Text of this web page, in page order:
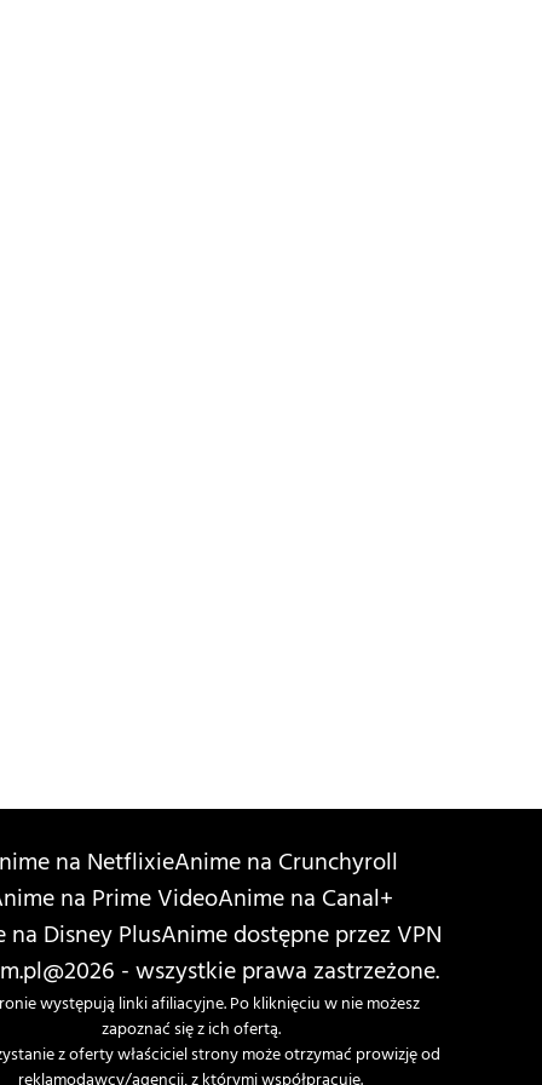
na NetflixieAnime na Crunchyroll
na Prime VideoAnime na Canal+
na Disney PlusAnime dostępne przez VPN
@2026 - wszystkie prawa zastrzeżone.
występują linki afiliacyjne. Po kliknięciu w nie możesz
zapoznać się z ich ofertą.
z oferty właściciel strony może otrzymać prowizję od